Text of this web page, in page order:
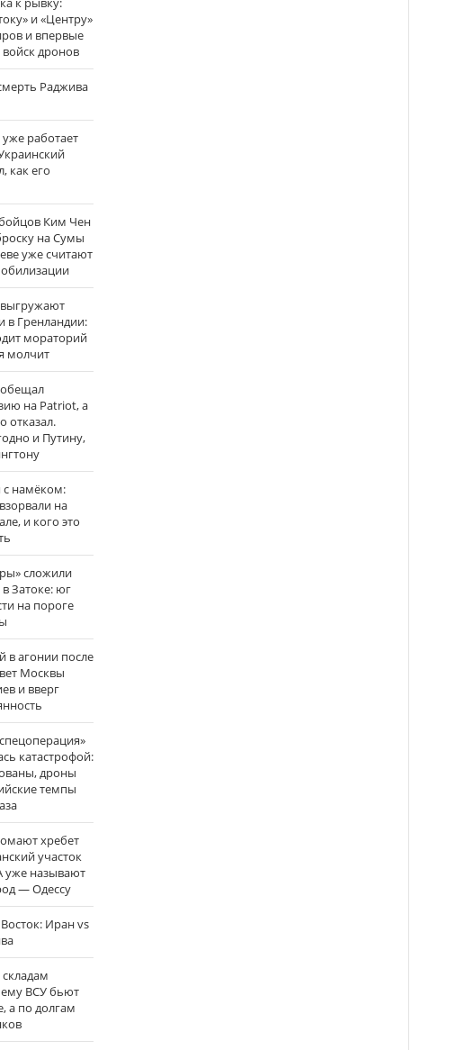
и «Центру»
и впервые
войск дронов
Раджива
уже работает
как его
Ким Чен
на Сумы
уже считают
Гренландии:
мораторий
молчит
на Patriot, а
отказал.
и Путину,
с намёком:
на
и кого это
сложили
Затоке: юг
на пороге
в агонии после
Москвы
и вверг
катастрофой:
дроны
темпы
хребет
участок
уже называют
— Одессу
Иран vs
ВСУ бьют
а по долгам